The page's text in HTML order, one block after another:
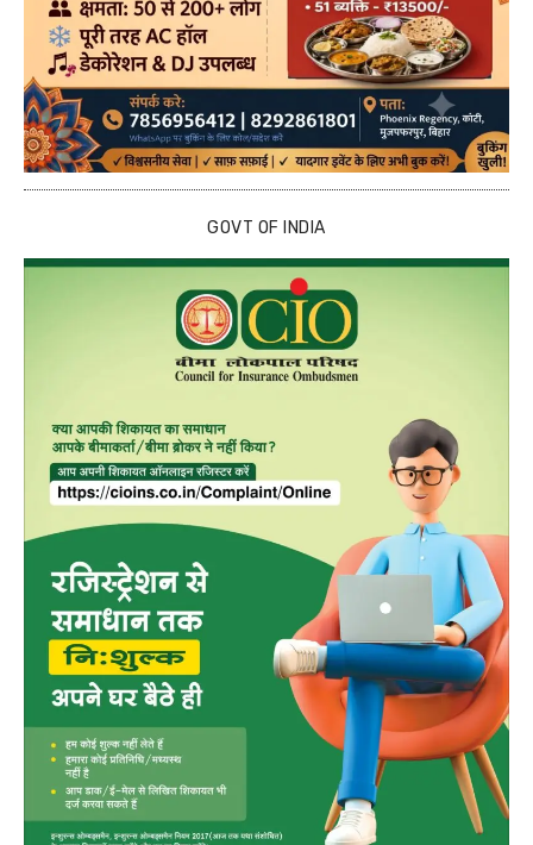
GOVT OF INDIA